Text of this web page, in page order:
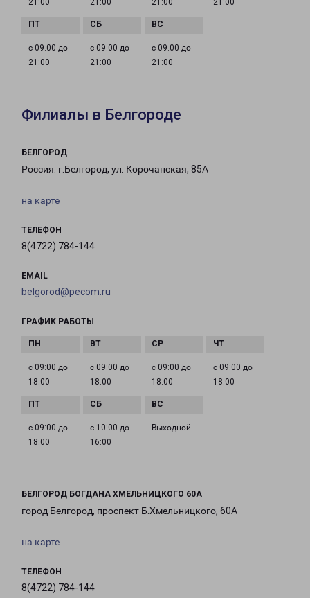
21:00 21:00 21:00 21:00
с 09:00 до
21:00
с 09:00 до
21:00
с 09:00 до
21:00
Филиалы в Белгороде
БЕЛГОРОД
Россия. г.Белгород, ул. Корочанская, 85А
на карте
ТЕЛЕФОН
8(4722) 784-144
EMAIL
belgorod@pecom.ru
ГРАФИК РАБОТЫ
с 09:00 до
18:00
с 09:00 до
18:00
с 09:00 до
18:00
с 09:00 до
18:00
с 09:00 до
18:00
с 10:00 до
16:00
Выходной
БЕЛГОРОД БОГДАНА ХМЕЛЬНИЦКОГО 60А
город Белгород, проспект Б.Хмельницкого, 60А
на карте
ТЕЛЕФОН
8(4722) 784-144